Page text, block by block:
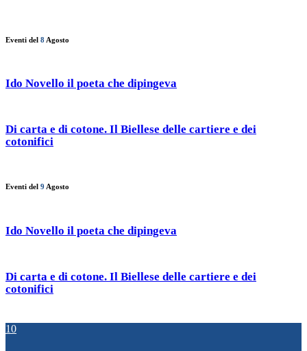
Eventi del 8 Agosto
Ido Novello il poeta che dipingeva
Di carta e di cotone. Il Biellese delle cartiere e dei
cotonifici
Eventi del 9 Agosto
Ido Novello il poeta che dipingeva
Di carta e di cotone. Il Biellese delle cartiere e dei
cotonifici
10